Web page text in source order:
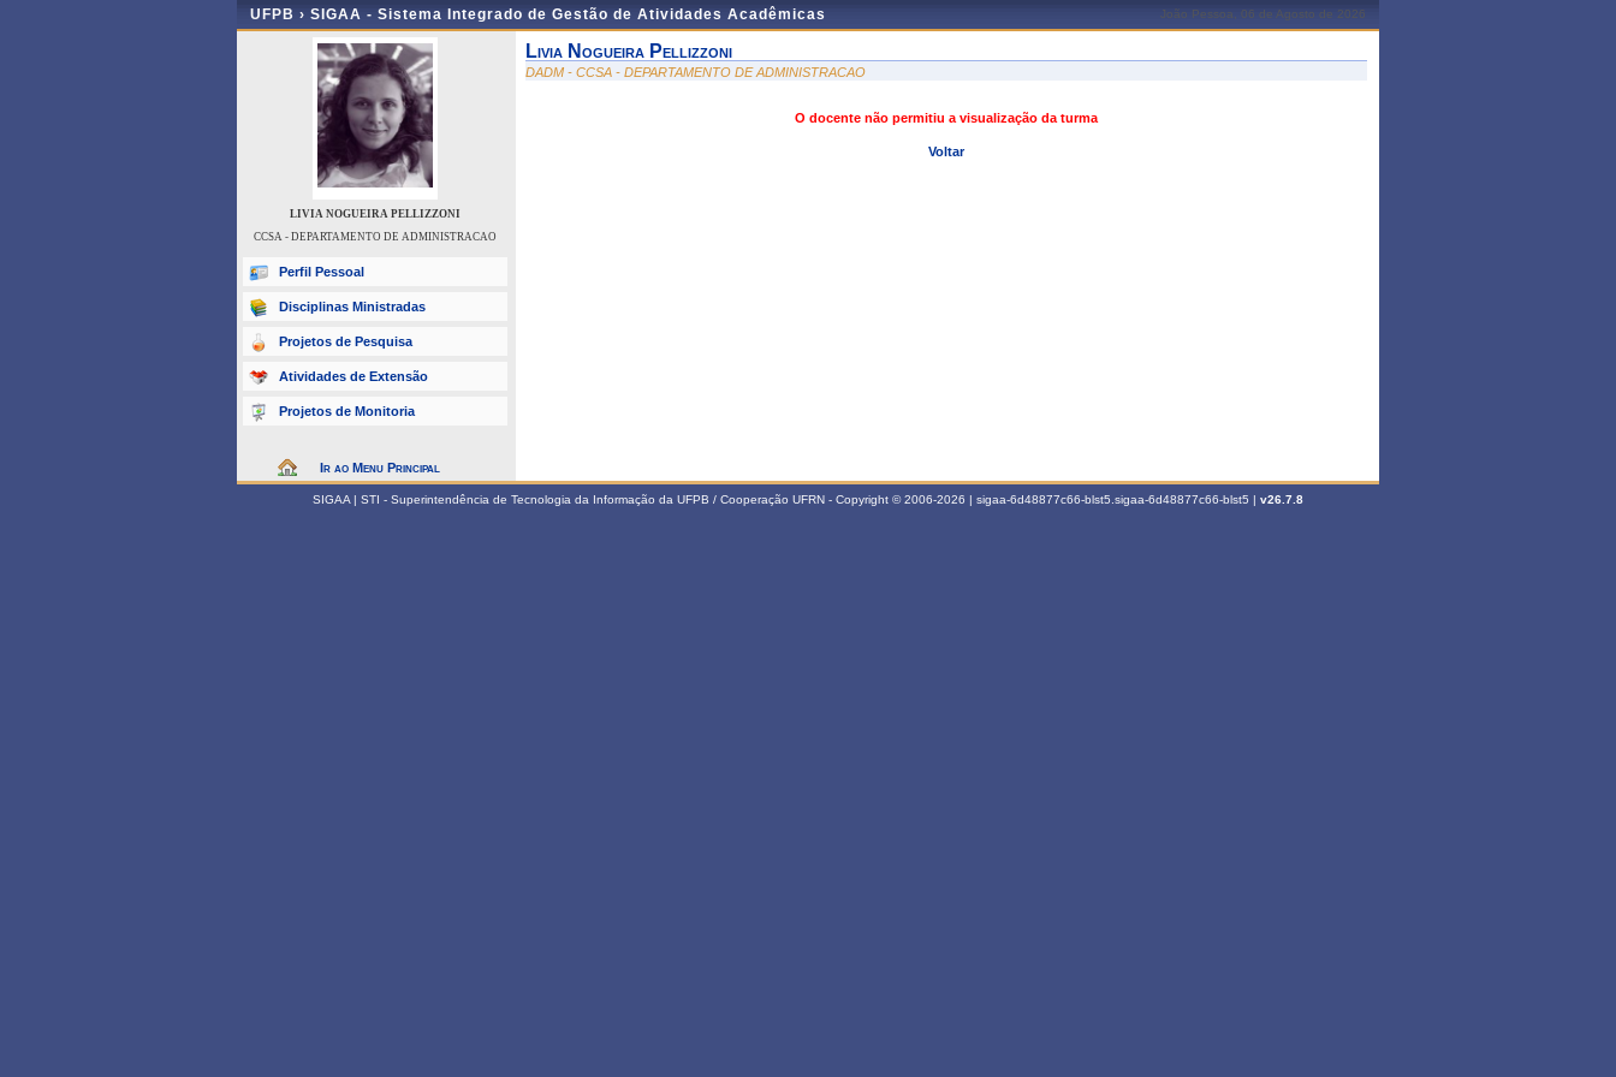
UFPB › SIGAA - Sistema Integrado de Gestão de Atividades Acadêmicas João Pessoa, 06 de Agosto de 2026
LIVIA NOGUEIRA PELLIZZONI
CCSA - DEPARTAMENTO DE ADMINISTRACAO
Perfil Pessoal
Disciplinas Ministradas
Projetos de Pesquisa
Atividades de Extensão
Projetos de Monitoria
Ir ao Menu Principal
Livia Nogueira Pellizzoni
DADM - CCSA - DEPARTAMENTO DE ADMINISTRACAO
O docente não permitiu a visualização da turma
Voltar
SIGAA | STI - Superintendência de Tecnologia da Informação da UFPB / Cooperação UFRN - Copyright © 2006-2026 | sigaa-6d48877c66-blst5.sigaa-6d48877c66-blst5 | v26.7.8